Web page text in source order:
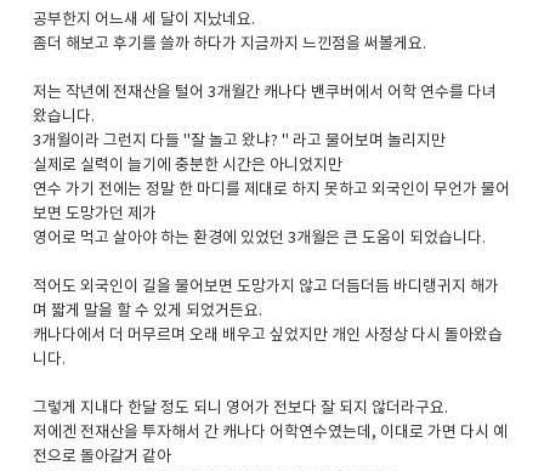
공부한지 어느새 세 달이 지났네요.
좀더 해보고 후기를 쓸까 하다가 지금까지 느낀점을 써볼게요.
저는 작년에 전재산을 털어 3개월간 캐나다 밴쿠버에서 어학 연수를 다녀
왔습니다.
3개월이라 그런지 다들 "잘 놀고 왔냐? " 라고 물어보며 놀리지만
실제로 실력이 늘기에 충분한 시간은 아니었지만
연수 가기 전에는 정말 한 마디를 제대로 하지 못하고 외국인이 무언가 물어
보면 도망가던 제가
영어로 먹고 살아야 하는 환경에 있었던 3개월은 큰 도움이 되었습니다.
적어도 외국인이 길을 물어보면 도망가지 않고 더듬더듬 바디랭귀지 해가
며 짧게 말을 할 수 있게 되었거든요.
캐나다에서 더 머무르며 오래 배우고 싶었지만 개인 사정상 다시 돌아왔습
니다.
그렇게 지내다 한달 정도 되니 영어가 전보다 잘 되지 않더라구요.
저에겐 전재산을 투자해서 간 캐나다 어학연수였는데, 이대로 가면 다시 예
전으로 돌아갈거 같아